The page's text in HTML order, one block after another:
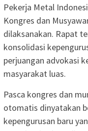
Pekerja Metal
Kongres dan
dilaksanakan. Rapat
konsolidasi
perjuangan advokasi
masyarakat luas.
Pasca kongres dan
otomatis dinyatakan
kepengurusan baru